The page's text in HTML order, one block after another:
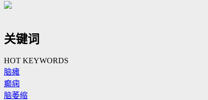
关键词
HOT KEYWORDS
脑瘫
癫痫
脑萎缩